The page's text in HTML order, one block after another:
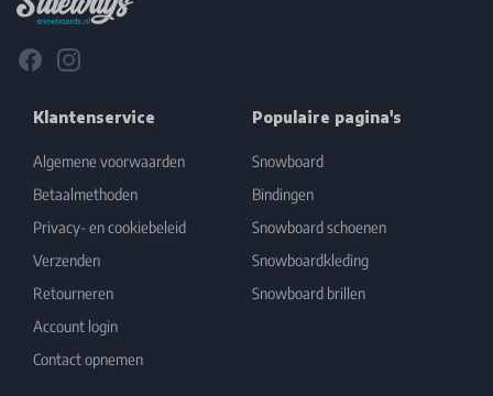
FacebookInstagram
Klantenservice
Algemene voorwaarden
Betaalmethoden
Privacy- en cookiebeleid
Verzenden
Retourneren
Account login
Contact opnemen
Populaire pagina's
Snowboard
Bindingen
Snowboard schoenen
Snowboardkleding
Snowboard brillen